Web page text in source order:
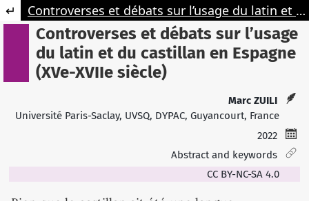
Retourner aux informations sur l'article Controverses et débats sur l’usage du latin et du castillan en Espagne (XVe-XVIIe siècle)